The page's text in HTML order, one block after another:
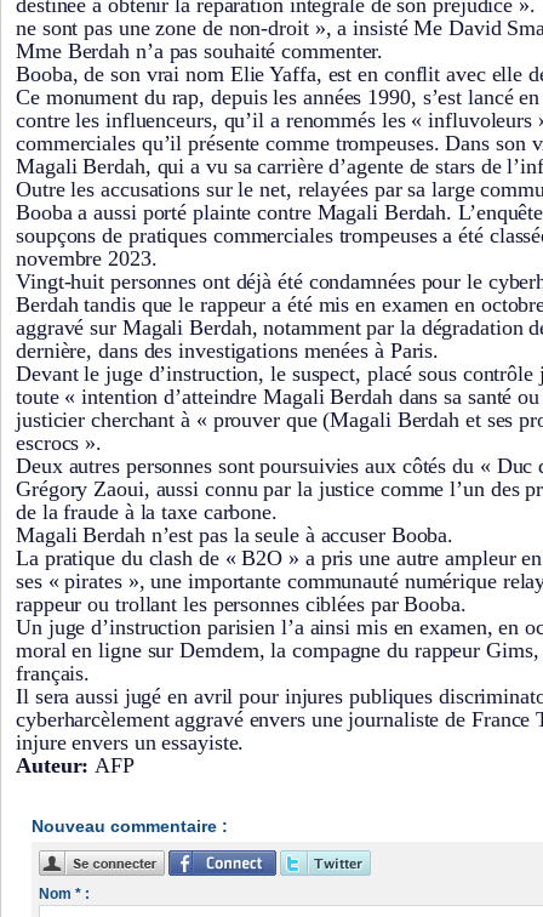
destinée à obtenir la réparation intégrale de son préjudice ».
ne sont pas une zone de non-droit », a insisté Me David
Mme Berdah n’a pas souhaité commenter.
Booba, de son vrai nom Elie Yaffa, est en conflit avec elle
Ce monument du rap, depuis les années 1990, s’est lancé
contre les influenceurs, qu’il a renommés les « influvoleurs
commerciales qu’il présente comme trompeuses. Dans son
Magali Berdah, qui a vu sa carrière d’agente de stars de
Outre les accusations sur le net, relayées par sa large
Booba a aussi porté plainte contre Magali Berdah.
soupçons de pratiques commerciales trompeuses a été
novembre 2023.
Vingt-huit personnes ont déjà été condamnées pour le
Berdah tandis que le rappeur a été mis en examen en
aggravé sur Magali Berdah, notamment par la dégradation
dernière, dans des investigations menées à Paris.
Devant le juge d’instruction, le suspect, placé sous
toute « intention d’atteindre Magali Berdah dans sa santé
justicier cherchant à « prouver que (Magali Berdah et ses
escrocs ».
Deux autres personnes sont poursuivies aux côtés du « Duc
Grégory Zaoui, aussi connu par la justice comme l’un des
de la fraude à la taxe carbone.
Magali Berdah n’est pas la seule à accuser Booba.
La pratique du clash de « B2O » a pris une autre ampleur
ses « pirates », une importante communauté numérique
rappeur ou trollant les personnes ciblées par Booba.
Un juge d’instruction parisien l’a ainsi mis en examen, en
moral en ligne sur Demdem, la compagne du rappeur
français.
Il sera aussi jugé en avril pour injures publiques
cyberharcèlement aggravé envers une journaliste de France
injure envers un essayiste.
Auteur: AFP
Nouveau commentaire :
Nom * :